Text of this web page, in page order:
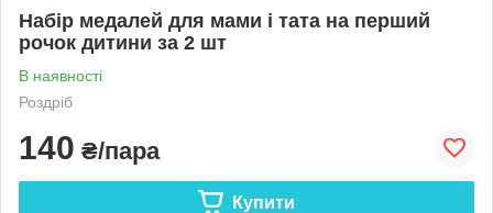
Набір медалей для мами і тата на перший
рочок дитини за 2 шт
В наявності
Роздріб
140 ₴/пара
Купити